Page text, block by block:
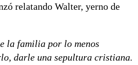
relatando Walter, yerno de
la familia por lo menos
darle una sepultura cristiana.